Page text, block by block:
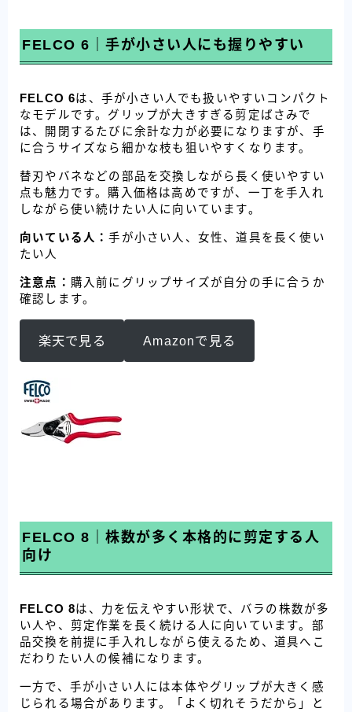
FELCO 6｜手が小さい人にも握りやすい
FELCO 6は、手が小さい人でも扱いやすいコンパクト
なモデルです。グリップが大きすぎる剪定ばさみで
は、開閉するたびに余計な力が必要になりますが、手
に合うサイズなら細かな枝も狙いやすくなります。
替刃やバネなどの部品を交換しながら長く使いやすい
点も魅力です。購入価格は高めですが、一丁を手入れ
しながら使い続けたい人に向いています。
向いている人：手が小さい人、女性、道具を長く使い
たい人
注意点： 購入前にグリップサイズが自分の手に合うか
確認します。
楽天で見る Amazonで見る
FELCO 8｜株数が多く本格的に剪定する人
向け
FELCO 8は、力を伝えやすい形状で、バラの株数が多
い人や、剪定作業を長く続ける人に向いています。部
品交換を前提に手入れしながら使えるため、道具へこ
だわりたい人の候補になります。
一方で、手が小さい人には本体やグリップが大きく感
じられる場合があります。「よく切れそうだから」と